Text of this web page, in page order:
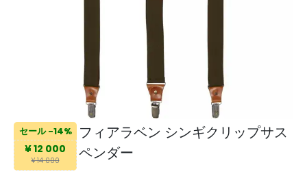
セール -14%
¥ 12 000
¥ 14 000
フィアラベン シンギクリップサス
ペンダー